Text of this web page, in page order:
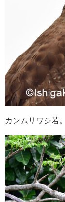
カンムリワシ若。